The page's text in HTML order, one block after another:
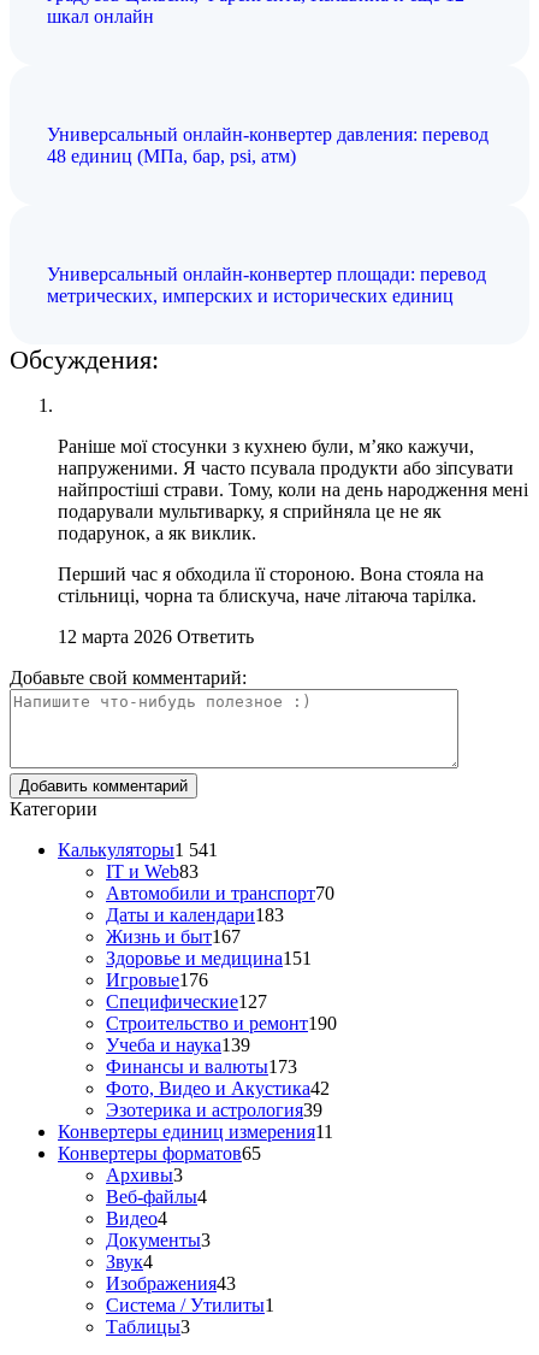
шкал онлайн
Универсальный онлайн-конвертер давления: перевод
48 единиц (МПа, бар, psi, атм)
Универсальный онлайн-конвертер площади: перевод
метрических, имперских и исторических единиц
Обсуждения:
Раніше мої стосунки з кухнею були, м’яко кажучи,
напруженими. Я часто псувала продукти або зіпсувати
найпростіші страви. Тому, коли на день народження мені
подарували мультиварку, я сприйняла це не як
подарунок, а як виклик.
Перший час я обходила її стороною. Вона стояла на
стільниці, чорна та блискуча, наче літаюча тарілка.
12 марта 2026 Ответить
Добавьте свой комментарий:
Категории
Калькуляторы1 541
IT и Web83
Автомобили и транспорт70
Даты и календари183
Жизнь и быт167
Здоровье и медицина151
Игровые176
Специфические127
Строительство и ремонт190
Учеба и наука139
Финансы и валюты173
Фото, Видео и Акустика42
Эзотерика и астрология39
Конвертеры единиц измерения11
Конвертеры форматов65
Архивы3
Веб-файлы4
Видео4
Документы3
Звук4
Изображения43
Система / Утилиты1
Таблицы3